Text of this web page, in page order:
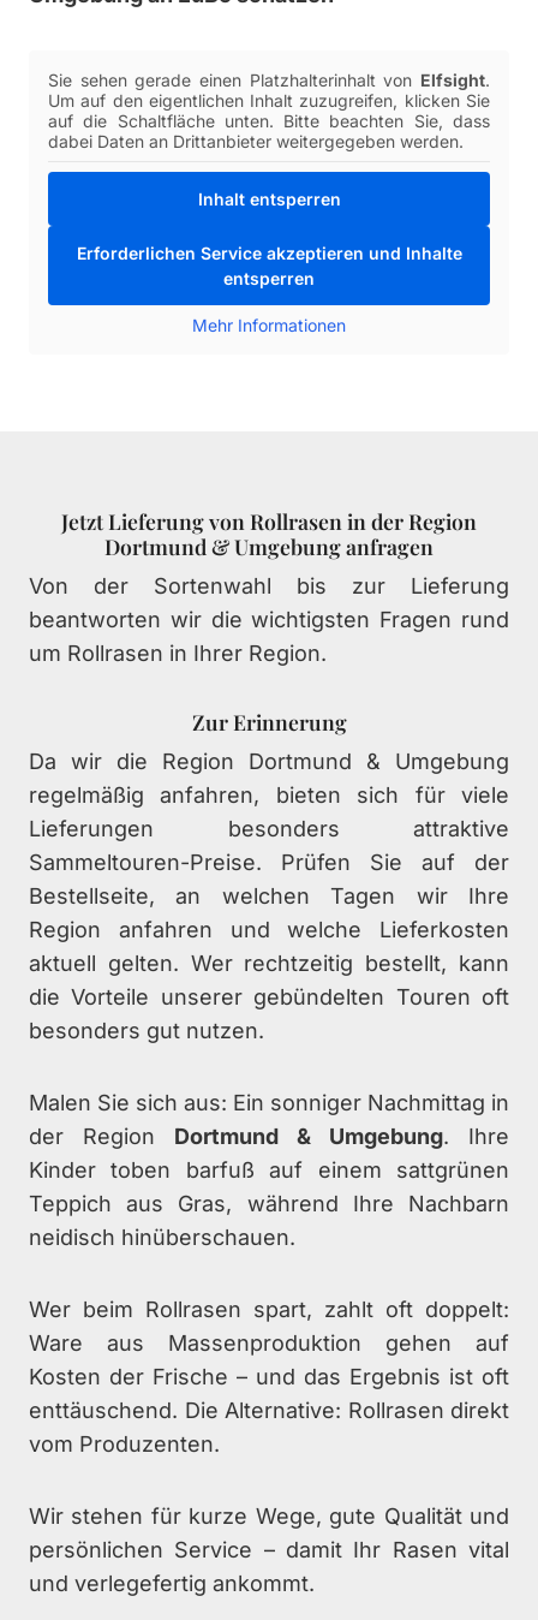
Sie sehen gerade einen Platzhalterinhalt von Elfsight.
Um auf den eigentlichen Inhalt zuzugreifen, klicken Sie
auf die Schaltfläche unten. Bitte beachten Sie, dass
dabei Daten an Drittanbieter weitergegeben werden.
Inhalt entsperren
Erforderlichen Service akzeptieren und Inhalte
entsperren
Mehr Informationen
Jetzt Lieferung von Rollrasen in der Region
Dortmund & Umgebung anfragen
Von der Sortenwahl bis zur Lieferung
beantworten wir die wichtigsten Fragen rund
um Rollrasen in Ihrer Region.
Zur Erinnerung
Da wir die Region Dortmund & Umgebung
regelmäßig anfahren, bieten sich für viele
Lieferungen besonders attraktive
Sammeltouren-Preise. Prüfen Sie auf der
Bestellseite, an welchen Tagen wir Ihre
Region anfahren und welche Lieferkosten
aktuell gelten. Wer rechtzeitig bestellt, kann
die Vorteile unserer gebündelten Touren oft
besonders gut nutzen.
Malen Sie sich aus: Ein sonniger Nachmittag in
der Region Dortmund & Umgebung. Ihre
Kinder toben barfuß auf einem sattgrünen
Teppich aus Gras, während Ihre Nachbarn
neidisch hinüberschauen.
Wer beim Rollrasen spart, zahlt oft doppelt:
Ware aus Massenproduktion gehen auf
Kosten der Frische – und das Ergebnis ist oft
enttäuschend. Die Alternative: Rollrasen direkt
vom Produzenten.
Wir stehen für kurze Wege, gute Qualität und
persönlichen Service – damit Ihr Rasen vital
und verlegefertig ankommt.